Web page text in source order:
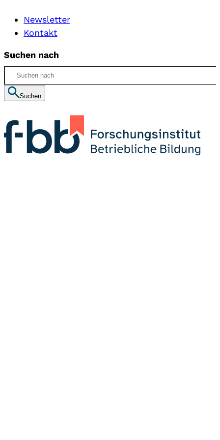
Newsletter
Kontakt
Suchen nach
Suchen